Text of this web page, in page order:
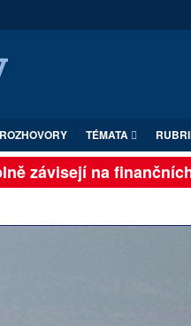
ROZHOVORY TÉMATA
závisejí na finančních